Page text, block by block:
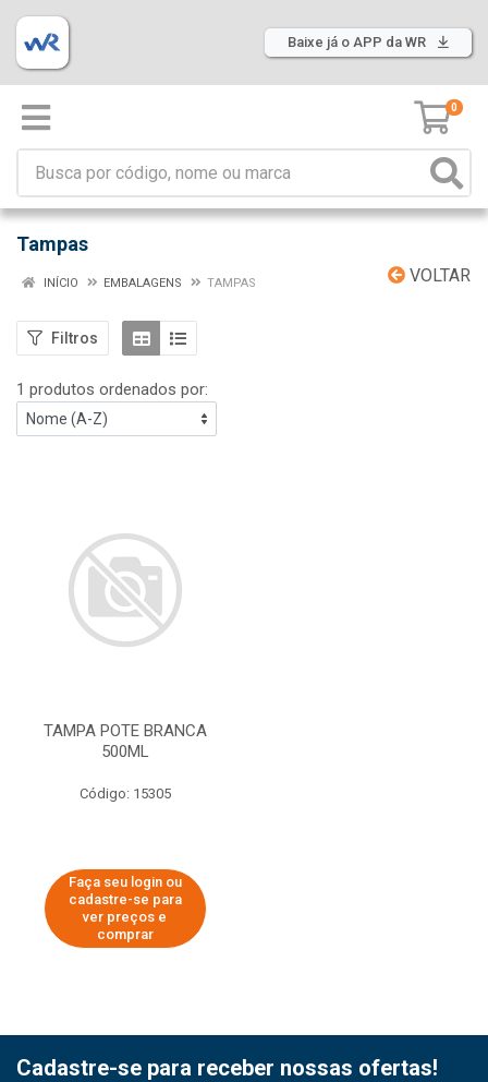
Baixe já o APP da WR
0
Tampas
VOLTAR
INÍCIO EMBALAGENS TAMPAS
Filtros
1 produtos ordenados por:
TAMPA POTE BRANCA
500ML
Código: 15305
Faça seu login ou
cadastre-se para
ver preços e
comprar
Cadastre-se para receber nossas ofertas!